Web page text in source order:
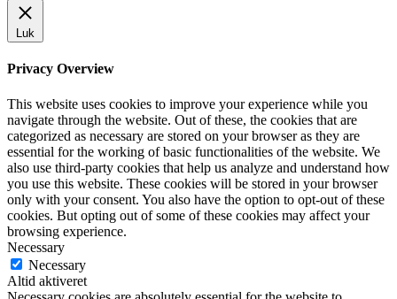
Luk
Privacy Overview
This website uses cookies to improve your experience while you
navigate through the website. Out of these, the cookies that are
categorized as necessary are stored on your browser as they are
essential for the working of basic functionalities of the website. We
also use third-party cookies that help us analyze and understand how
you use this website. These cookies will be stored in your browser
only with your consent. You also have the option to opt-out of these
cookies. But opting out of some of these cookies may affect your
browsing experience.
Necessary
Necessary
Altid aktiveret